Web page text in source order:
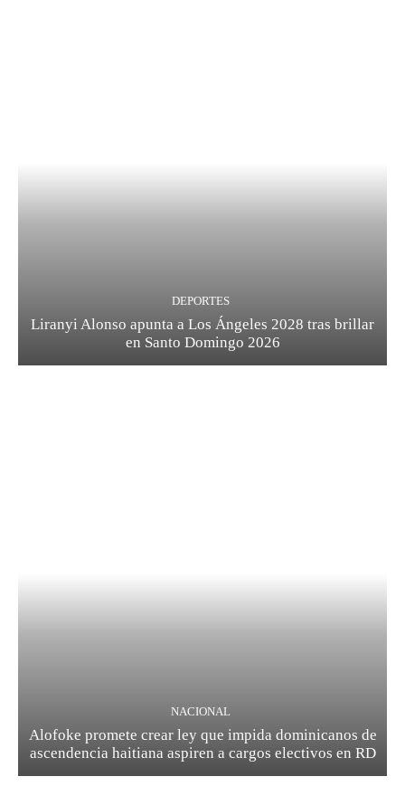
DEPORTES
Liranyi Alonso apunta a Los Ángeles 2028 tras brillar
en Santo Domingo 2026
NACIONAL
Alofoke promete crear ley que impida dominicanos de
ascendencia haitiana aspiren a cargos electivos en RD